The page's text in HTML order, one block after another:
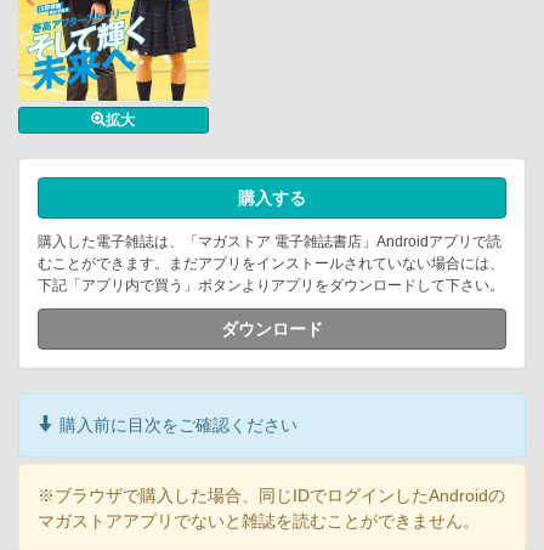
拡大
購入する
購入した電子雑誌は、「マガストア 電子雑誌書店」Androidアプリで読
むことができます。まだアプリをインストールされていない場合には、
下記「アプリ内で買う」ボタンよりアプリをダウンロードして下さい。
ダウンロード
購入前に目次をご確認ください
※ブラウザで購入した場合、同じIDでログインしたAndroidの
マガストアアプリでないと雑誌を読むことができません。